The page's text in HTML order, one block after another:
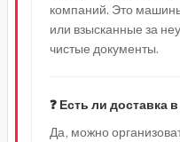
компаний. Это
или взысканные за
чистые документы.
❓ Есть ли доставка
Да, можно